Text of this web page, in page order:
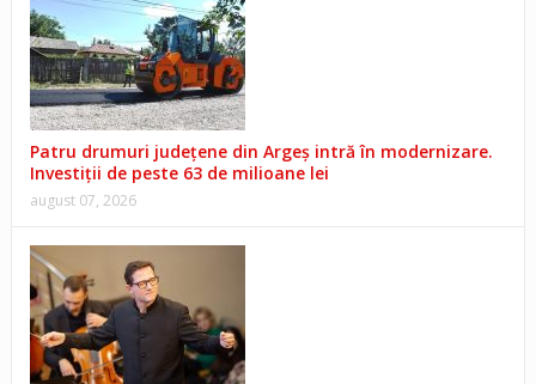
Patru drumuri județene din Argeș intră în modernizare.
Investiții de peste 63 de milioane lei
august 07, 2026